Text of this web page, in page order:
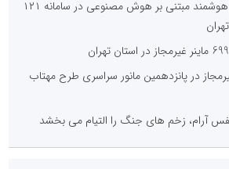
رونمایی از پاسخگویی هوشمند مبتنی بر هوش مصنوعی در سامانه ۱۲۱
۴۰۲ برق غیرمجاز در پانزدهمین مانور سراسری طرح مهتاب
آرام، زخم های جنگ را التیام می بخشد